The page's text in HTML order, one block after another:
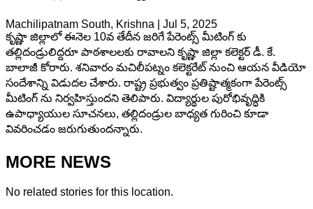
Machilipatnam South, Krishna
Jul 5, 2025
కృష్ణా జిల్లాలో ఈనెల 10వ తేదీన జరిగే పేరెంట్స్ మీటింగ్ కు
తల్లిదండ్రులిద్దరూ పాఠశాలలకు రావాలని కృష్ణా జిల్లా కలెక్టర్ డీ. కే.
బాలాజీ కోరారు. శనివారం మచిలీపట్నం కలెక్టరేట్ నుంచి ఆయన వీడియో
సందేశాన్ని విడుదల చేశారు. రాష్ట్ర ప్రభుత్వం ప్రతిష్టాత్మకంగా పేరెంట్స్
మీటింగ్ ను నిర్వహిస్తుందని తెలిపారు. విద్యార్థుల పురోభివృద్ధికి
ఉపాధ్యాయుల సూచనలు, తల్లిదండ్రుల బాధ్యత గురించి కూడా
వివరించడం జరుగుతుందన్నారు.
MORE NEWS
No related stories for this location.